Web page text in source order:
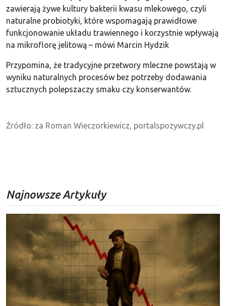
zawierają żywe kultury bakterii kwasu mlekowego, czyli
naturalne probiotyki, które wspomagają prawidłowe
funkcjonowanie układu trawiennego i korzystnie wpływają
na mikroflorę jelitową – mówi Marcin Hydzik
Przypomina, że tradycyjne przetwory mleczne powstają w
wyniku naturalnych procesów bez potrzeby dodawania
sztucznych polepszaczy smaku czy konserwantów.
Źródło: za Roman Wieczorkiewicz, portalspozywczy.pl
Najnowsze Artykuły